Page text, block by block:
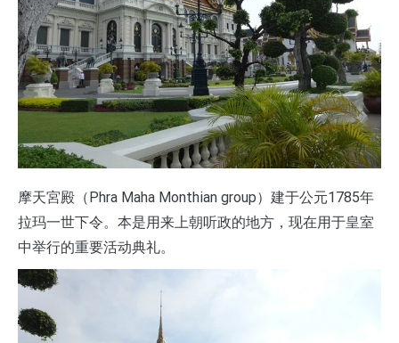
摩天宮殿（Phra Maha Monthian group）建于公元1785年
拉玛一世下令。本是用来上朝听政的地方，现在用于皇室
中举行的重要活动典礼。